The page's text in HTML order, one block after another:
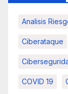
Analisis
Ciberataque
COVID 19